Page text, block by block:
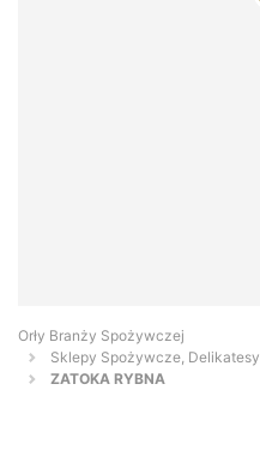
Orły Branży Spożywczej
Sklepy Spożywcze,
ZATOKA RYBNA